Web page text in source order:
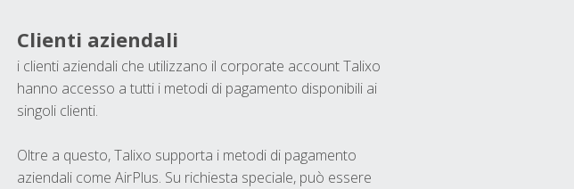
Clienti aziendali
i clienti aziendali che utilizzano il corporate account Talixo
hanno accesso a tutti i metodi di pagamento disponibili ai
singoli clienti.
Oltre a questo, Talixo supporta i metodi di pagamento
aziendali come AirPlus. Su richiesta speciale, può essere